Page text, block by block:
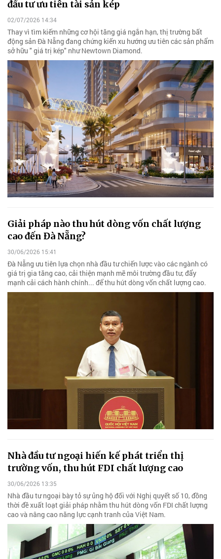
đầu tư ưu tiên tài sản kép
02/07/2026 14:34
Thay vì tìm kiếm những cơ hội tăng giá ngắn hạn, thị trường bất
động sản Đà Nẵng đang chứng kiến xu hướng ưu tiên các sản phẩm
sở hữu " giá trị kép" như Newtown Diamond.
Giải pháp nào thu hút dòng vốn chất lượng
cao đến Đà Nẵng?
30/06/2026 15:41
Đà Nẵng ưu tiên lựa chọn nhà đầu tư chiến lược vào các ngành có
giá trị gia tăng cao, cải thiện mạnh mẽ môi trường đầu tư, đẩy
mạnh cải cách hành chính... để thu hút dòng vốn chất lượng cao.
Nhà đầu tư ngoại hiến kế phát triển thị
trường vốn, thu hút FDI chất lượng cao
30/06/2026 13:35
Nhà đầu tư ngoại bày tỏ sự ủng hộ đối với Nghị quyết số 10, đồng
thời đề xuất loạt giải pháp nhằm thu hút dòng vốn FDI chất lượng
cao và nâng cao năng lực cạnh tranh của Việt Nam.